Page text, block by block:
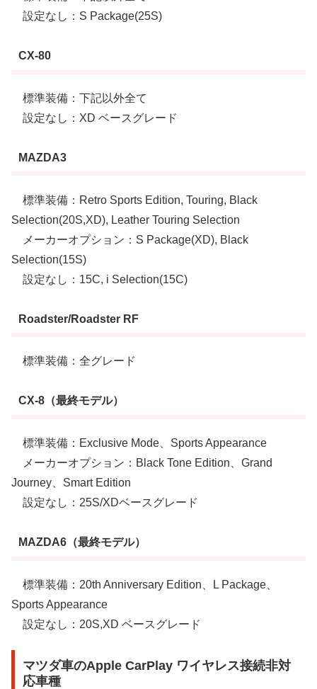
設定なし：S Package(25S)
CX-80
標準装備：下記以外全て
設定なし：XD ベースグレード
MAZDA3
標準装備：Retro Sports Edition, Touring, Black
Selection(20S,XD), Leather Touring Selection
メーカーオプション：S Package(XD), Black
Selection(15S)
設定なし：15C, i Selection(15C)
Roadster/Roadster RF
標準装備：全グレード
CX-8（最終モデル）
標準装備：Exclusive Mode、Sports Appearance
メーカーオプション：Black Tone Edition、Grand
Journey、Smart Edition
設定なし：25S/XDベースグレード
MAZDA6（最終モデル）
標準装備：20th Anniversary Edition、L Package、
Sports Appearance
設定なし：20S,XD ベースグレード
マツダ車のApple CarPlay ワイヤレス接続非対
応車種